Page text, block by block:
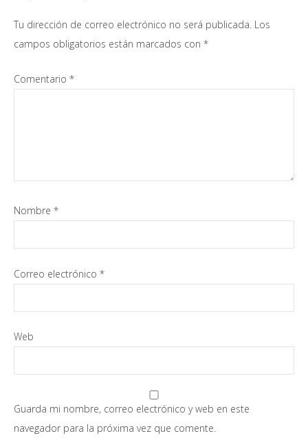
con
los
Tu dirección de correo electrónico no será publicada. Los
campos obligatorios están marcados con *
Comentario *
Nombre *
Correo electrónico *
Web
Guarda mi nombre, correo electrónico y web en este
navegador para la próxima vez que comente.